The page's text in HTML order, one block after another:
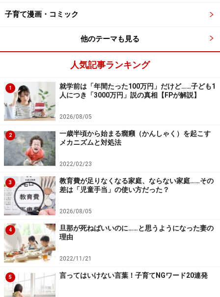
て読みやすいので、父子家庭の娘を持つお父さんなど、
う。読んでおくように渡すだけでもいいと思います。子
どもの本棚に入れておけば、おそらく勝手に読みます。
女の子って。 1 (りぼんマスコットコミックス)
Amazonで見る
初潮を祝う？祝わない？
子育て漫画・コミック
他のテーマも見る
人気記事ランキング
1
就学前は「年間たった100万円」だけど……子ども1
人につき「3000万円」説の真相【FPが解説】
2026/08/05
2
一歳半頃から始まる癇癪（かんしゃく）を起こす
メカニズムと対処法
2022/02/23
3
教育費が足りなくなる家庭、ならない家庭……その
差は「児童手当」の使い方だった？
2026/08/05
4
旦那が死ねばいいのに……と思うようになった妻の
理由
2022/11/21
5 言ってはいけない言葉！子育てNGワード20連発